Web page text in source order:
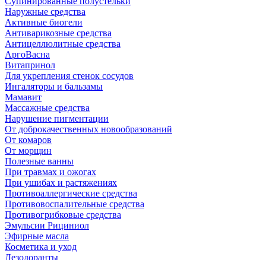
Наружные средства
Активные биогели
Антиварикозные средства
Антицеллюлитные средства
АргоВасна
Витапринол
Для укрепления стенок сосудов
Ингаляторы и бальзамы
Мамавит
Массажные средства
Нарушение пигментации
От доброкачественных новообразований
От комаров
От морщин
Полезные ванны
При травмах и ожогах
При ушибах и растяжениях
Противоаллергические средства
Противовоспалительные средства
Противогрибковые средства
Эмульсии Рициниол
Эфирные масла
Косметика и уход
Дезодоранты